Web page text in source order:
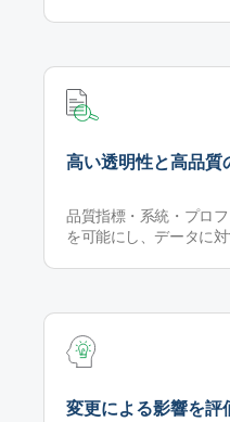
高い透明性と高品質
品質指標・系統・プロ
を可能にし、データに
変更による影響を評